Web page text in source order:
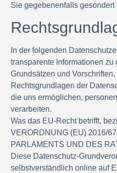
Sie gegebenenfalls gesondert
In der folgenden
transparente Informationen zu
Grundsätzen und Vorschriften,
Rechtsgrundlagen der
die uns ermöglichen,
verarbeiten.
Was das EU-Recht betrifft,
VERORDNUNG (EU) 2016/
PARLAMENTS UND DES
Diese Datenschutz-
selbstverständlich online auf